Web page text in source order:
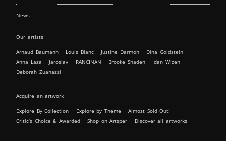
News
Our artists
Arnaud Baumann Louis Blanc Justine Darmon
Dina Goldstein
Anna Laza
Jaroslav RANCINAN Brooke Shaden
Idan Wizen
Deborah Zuanazzi
Acquire an artwork
Explore By Collection Explore by Theme
Almost Sold Out!
Critic’s Choice & Awarded
Shop on Artsper Discover all artworks